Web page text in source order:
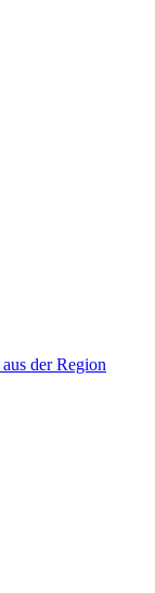
der Region